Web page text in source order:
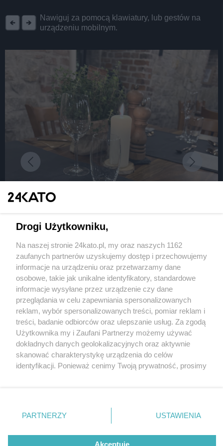
Nawiguj za pomocą klawiatury, lub gestów na
urządzeniu mobilnym.
fot:
Średniowieczna uczta w Spichlerzu Gliwice?
Dlaczego nie!
Restauracja Spichlerz 6
Wydawca mediów lokalnych
Nie zapomnij
zapoznać się z:
polityką prywatności regulamin korzystania z portali
Twojemiasto
Piekary Śląskie
Chorzów
Tarnowskie Góry
Gliwice
Skontakuj sięz nami
Kontakt
Wydawca
Redakcja
Drogi Użytkowniku,
Na naszej stronie 24kato.pl, my oraz naszych 1162
zaufanych partnerów uzyskujemy dostęp i przechowujemy
informacje na urządzeniu oraz przetwarzamy dane
osobowe, takie jak unikalne identyfikatory, standardowe
informacje wysyłane przez urządzenie czy dane
przeglądania w celu zapewniania spersonalizowanych
reklam, wybór spersonalizowanych treści, pomiar reklam i
treści, badanie odbiorców oraz ulepszanie usług. Za zgodą
Użytkownika my i Zaufani Partnerzy możemy używać
dokładnych danych geolokalizacyjnych oraz aktywnie
skanować charakterystykę urządzenia do celów
identyfikacji. Ponieważ cenimy Twoją prywatność, prosimy
prywatności znajdujący się w lewym dolnym rogu strony
. Niektóre rodzaje przetwarzania danych nie wymagają
zgody użytkownika, ale masz prawo sprzeciwić się
takiemu przetwarzaniu. Preferencje będą miały
PARTNERZY USTAWIENIA
Akceptuję